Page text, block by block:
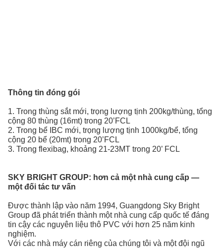
Thông tin đóng gói
1. Trong thùng sắt mới, trọng lượng tịnh 200kg/thùng, tổng
cộng 80 thùng (16mt) trong 20’FCL
2. Trong bể IBC mới, trọng lượng tịnh 1000kg/bể, tổng
cộng 20 bể (20mt) trong 20’FCL
3. Trong flexibag, khoảng 21-23MT trong 20’ FCL
SKY BRIGHT GROUP: hơn cả một nhà cung cấp —
một đối tác tư vấn
Được thành lập vào năm 1994, Guangdong Sky Bright
Group đã phát triển thành một nhà cung cấp quốc tế đáng
tin cậy các nguyên liệu thô PVC với hơn 25 năm kinh
nghiệm.
Với các nhà máy cán riêng của chúng tôi và một đội ngũ